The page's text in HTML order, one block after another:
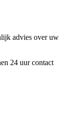
advies over uw
24 uur contact